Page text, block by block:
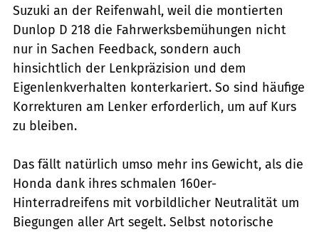
Suzuki an der Reifenwahl, weil die montierten
Dunlop D 218 die Fahrwerksbemühungen nicht
nur in Sachen Feedback, sondern auch
hinsichtlich der Lenkpräzision und dem
Eigenlenkverhalten konterkariert. So sind häufige
Korrekturen am Lenker erforderlich, um auf Kurs
zu bleiben.
Das fällt natürlich umso mehr ins Gewicht, als die
Honda dank ihres schmalen 160er-
Hinterradreifens mit vorbildlicher Neutralität um
Biegungen aller Art segelt. Selbst notorische